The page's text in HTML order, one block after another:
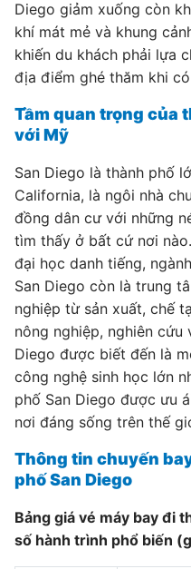
Diego giảm xuống còn
khí mát mẻ và khung
khiến du khách phải lựa
địa điểm ghé thăm khi
Tầm quan trọng của
với Mỹ
San Diego là thành phố
California, là ngôi nhà
đồng dân cư với những
tìm thấy ở bất cứ nơi
đại học danh tiếng,
San Diego còn là trung
nghiệp từ sản xuất, chế
nông nghiệp, nghiên cứu
Diego được biết đến là
công nghệ sinh học lớn
phố San Diego được ưu
nơi đáng sống trên thế
Thông tin chuyến
phố San Diego
Bảng giá vé máy bay đi
số hành trình phổ biến